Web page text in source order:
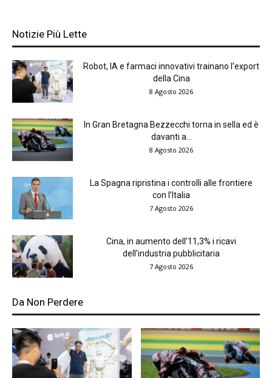
Notizie Più Lette
Robot, IA e farmaci innovativi trainano l’export
della Cina
8 Agosto 2026
In Gran Bretagna Bezzecchi torna in sella ed è
davanti a...
8 Agosto 2026
La Spagna ripristina i controlli alle frontiere
con l’Italia
7 Agosto 2026
Cina, in aumento dell’11,3% i ricavi
dell’industria pubblicitaria
7 Agosto 2026
Da Non Perdere